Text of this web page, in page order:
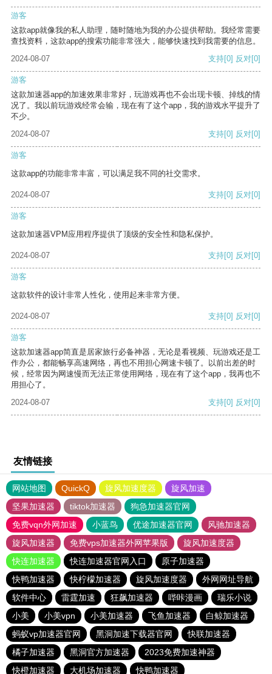
游客
这款app就像我的私人助理，随时随地为我的办公提供帮助。我经常需要
查找资料，这款app的搜索功能非常强大，能够快速找到我需要的信息。
2024-08-07
支持[0] 反对[0]
游客
这款加速器app的加速效果非常好，玩游戏再也不会出现卡顿、掉线的情
况了。我以前玩游戏经常会输，现在有了这个app，我的游戏水平提升了
不少。
2024-08-07
支持[0] 反对[0]
游客
这款app的功能非常丰富，可以满足我不同的社交需求。
2024-08-07 支持[0] 反对[0]
游客
这款加速器VPM应用程序提供了顶级的安全性和隐私保护。
2024-08-07 支持[0] 反对[0]
游客
这款软件的设计非常人性化，使用起来非常方便。
2024-08-07 支持[0] 反对[0]
游客
这款加速器app简直是居家旅行必备神器，无论是看视频、玩游戏还是工
作办公，都能畅享高速网络，再也不用担心网速卡顿了。以前出差的时
候，经常因为网速慢而无法正常使用网络，现在有了这个app，我再也不
用担心了。
2024-08-07
支持[0] 反对[0]
友情链接
网站地图 QuickQ 旋风加速度器
旋风加速
坚果加速器
tiktok加速器
狗急加速器官网
免费vqn外网加速
小蓝鸟 优途加速器官网
风驰加速器
旋风加速器
免费vps加速器外网苹果版
旋风加速度器
快连加速器
快连加速器官网入口
原子加速器
快鸭加速器
快柠檬加速器 旋风加速度器
外网网址导航
软件中心
雷霆加速 狂飙加速器 哔咔漫画
瑞乐小说
小美
小美vpn 小美加速器 飞鱼加速器
白鲸加速器
蚂蚁vp加速器官网
黑洞加速下载器官网
快联加速器
橘子加速器
黑洞官方加速器
2023免费加速神器
快橙加速器
大机场加速器 快鸭加速器